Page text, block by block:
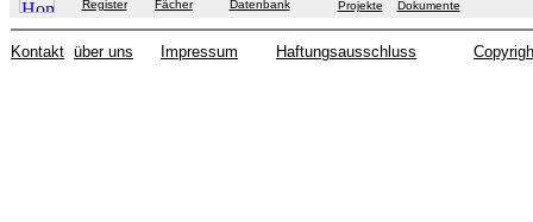
Register
Fächer Datenbank
Projekte
Dokumente
Kontakt über uns Impressum Haftungsausschluss